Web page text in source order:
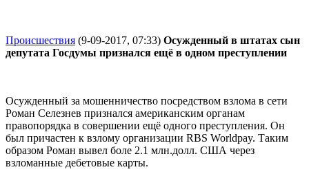
Происшествия (9-09-2017, 07:33) Осужденный в штатах сын
депутата Госдумы признался ещё в одном преступлении
Осужденный за мошенничество посредством взлома в сети
Роман Селезнев признался американским органам
правопорядка в совершении ещё одного преступления. Он
был причастен к взлому организации RBS Worldpay. Таким
образом Роман вывел боле 2.1 млн.долл. США через
взломанные дебетовые карты.